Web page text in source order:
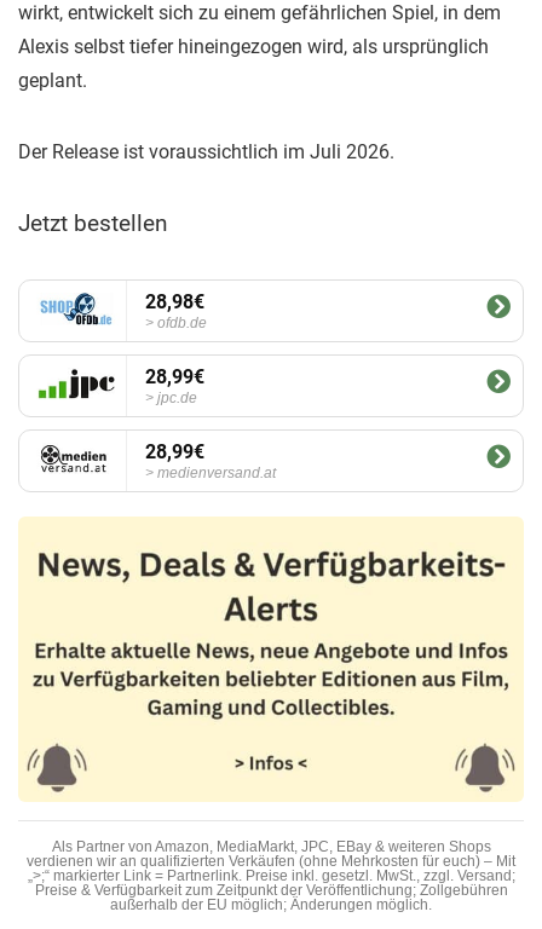
wirkt, entwickelt sich zu einem gefährlichen Spiel, in dem
Alexis selbst tiefer hineingezogen wird, als ursprünglich
geplant.
Der Release ist voraussichtlich im Juli 2026.
Jetzt bestellen
28,98€
ofdb.de
28,99€
jpc.de
28,99€
medienversand.at
Als Partner von Amazon, MediaMarkt, JPC, EBay & weiteren Shops
verdienen wir an qualifizierten Verkäufen (ohne Mehrkosten für euch) – Mit
„>;“ markierter Link = Partnerlink. Preise inkl. gesetzl. MwSt., zzgl. Versand;
Preise & Verfügbarkeit zum Zeitpunkt der Veröffentlichung; Zollgebühren
außerhalb der EU möglich; Änderungen möglich.